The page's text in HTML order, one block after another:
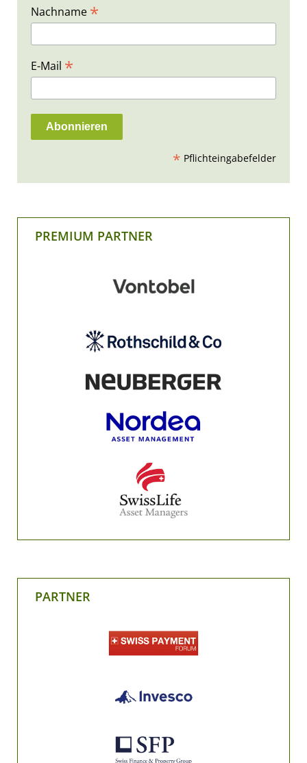
Nachname *
E-Mail *
* Pflichteingabefelder
PREMIUM PARTNER
PARTNER